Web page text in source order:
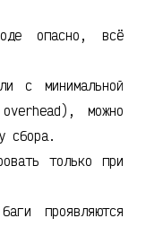
опасно, всё
с минимальной
overhead), можно
сбора.
только при
проявляются